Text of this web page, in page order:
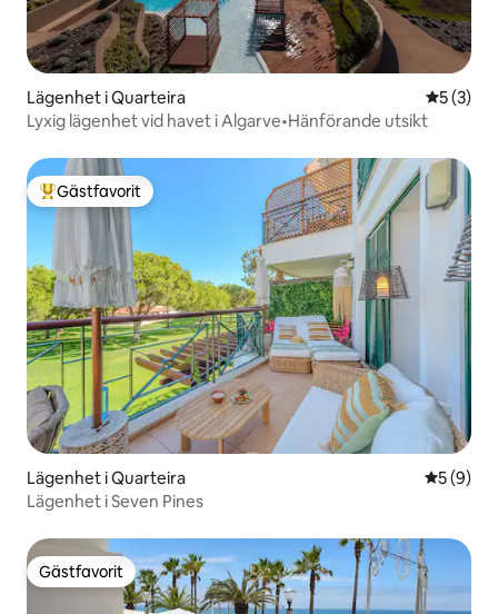
Lägenhet i Quarteira 5 av 5 i
5 (3)
Lyxig lägenhet vid havet i Algarve•Hänförande utsikt
Populär gästfavorit
Gästfavorit
Lägenhet i Quarteira 5 av 5 i
5 (9)
Lägenhet i Seven Pines
Gästfavorit
Gästfavorit